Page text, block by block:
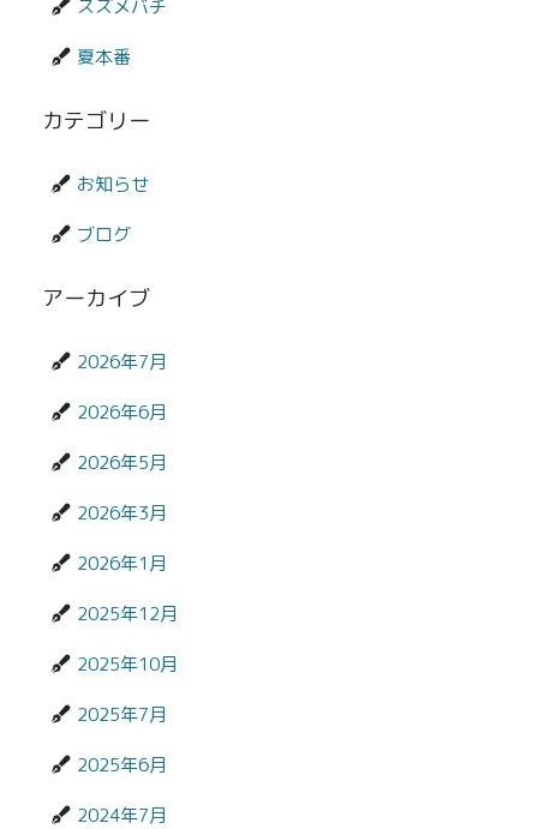
スズメバチ
夏本番
カテゴリー
お知らせ
ブログ
アーカイブ
2026年7月
2026年6月
2026年5月
2026年3月
2026年1月
2025年12月
2025年10月
2025年7月
2025年6月
2024年7月